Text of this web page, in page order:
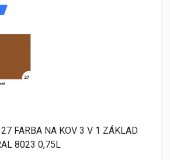
FARBA NA KOV 3 V 1 ZÁKLAD
8023 0,75L